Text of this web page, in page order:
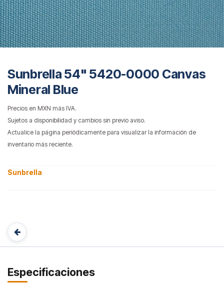
Sunbrella 54" 5420-0000 Canvas
Mineral Blue
Precios en MXN más IVA.
Sujetos a disponibilidad y cambios sin previo aviso.
Actualice la página periódicamente para visualizar la información de
inventario más reciente.
Sunbrella
Especificaciones